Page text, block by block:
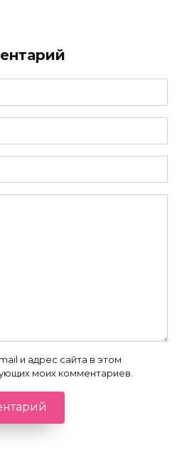
и адрес сайта в этом
моих комментариев.